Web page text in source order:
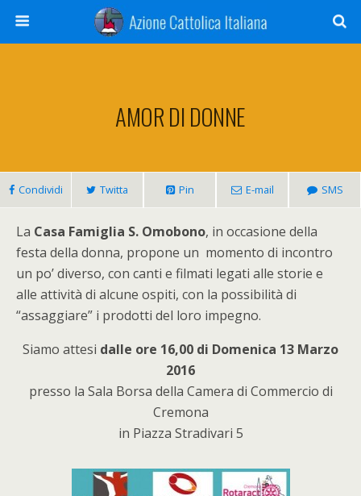
AMOR DI DONNE
Condividi Twitta Pin E-mail SMS
La Casa Famiglia S. Omobono, in occasione della
festa della donna, propone un momento di incontro
un po’ diverso, con canti e filmati legati alle storie e
alle attività di alcune ospiti, con la possibilità di
“assaggiare” i prodotti del loro impegno.
Siamo attesi dalle ore 16,00 di Domenica 13 Marzo
2016
presso la Sala Borsa della Camera di Commercio di
Cremona
in Piazza Stradivari 5